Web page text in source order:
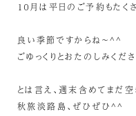
１０月は平日のご予約もた
良い季節ですからね～^^
ごゆっくりとおたのしみくだ
とは言え、週末含めてまだ
秋旅淡路島、ぜひぜひ^^